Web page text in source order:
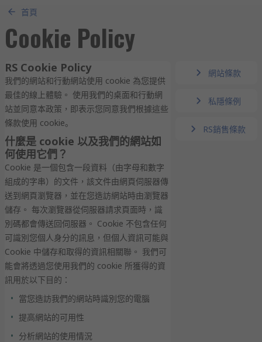
首頁
Cookie Policy
RS Cookie Policy
我們的網站和行動網站使用 cookie 為您提供
最佳的線上體驗。 使用我們的桌面和行動網
站並同意本政策，即表示您同意我們根據這些
條款使用 cookie。
什麼是 cookie 以及我們的網站如
何使用它們？
Cookie 是一個包含一段資料（由字母和數字
組成的字串）的文件，該文件由網頁伺服器傳
送到網頁瀏覽器，並在您造訪網站時由瀏覽器
儲存。 每次瀏覽器從伺服器請求頁面時，識
別碼都會傳送回伺服器。 Cookie 不包含任何
可識別您個人身分的訊息，但個人資訊可能與
Cookie 中儲存和取得的資訊相關聯。 我們可
能會將透過您使用我們的 cookie 所獲得的資
訊用於以下目的：
當您造訪我們的網站時識別您的電腦
提高網站的可用性
分析網站的使用情況
網站條款
私隱條例
RS銷售條款